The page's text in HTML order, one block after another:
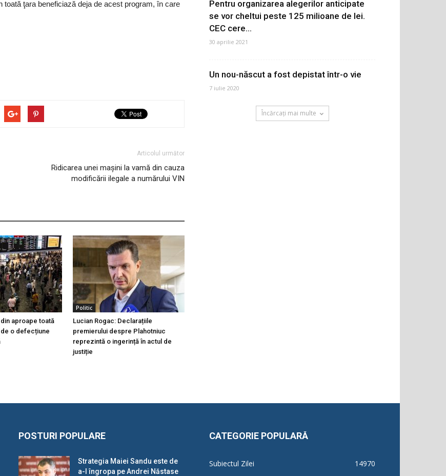
ţara beneficiază deja de acest program, în care
Articolul următor
Ridicarea unei mașini la vamă din cauza
modificării ilegale a numărului VIN
aproape toată
o defecțiune
Politic
Lucian Rogac: Declarațiile
premierului despre Plahotniuc
reprezintă o ingerință în actul de
justiție
Pentru organizarea alegerilor anticipate
se vor cheltui peste 125 milioane de lei.
CEC cere...
30 aprilie 2021
Un nou-născut a fost depistat într-o vie
7 iulie 2020
Încărcați mai multe
POSTURI POPULARE
Strategia Maiei Sandu este de
a-l îngropa pe Andrei Năstase
CATEGORIE POPULARĂ
Subiectul Zilei
14970